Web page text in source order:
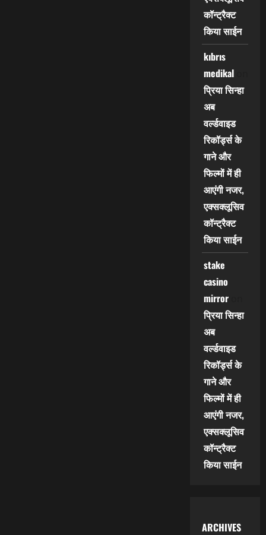
कॉन्ट्रैक्ट
किया साईन
kıbrıs
medikalon
प्रिया सिन्हा
अब
वर्ल्डवाइड
रिकॉर्ड्स के
गाने और
फिल्मों में ही
आएंगी नजर,
एक्सक्लूसिव
कॉन्ट्रैक्ट
किया साईन
stake
casino
mirroron
प्रिया सिन्हा
अब
वर्ल्डवाइड
रिकॉर्ड्स के
गाने और
फिल्मों में ही
आएंगी नजर,
एक्सक्लूसिव
कॉन्ट्रैक्ट
किया साईन
ARCHIVES